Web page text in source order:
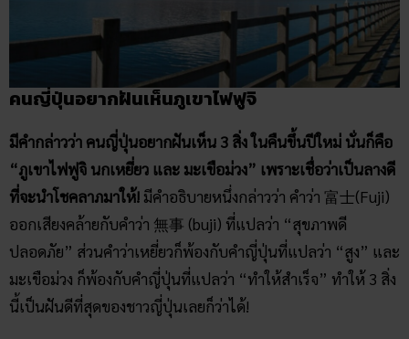
คนญี่ปุ่นอยากฝันเห็นภูเขาไฟฟูจิ
มีคำกล่าวว่า คนญี่ปุ่นอยากฝันเห็น 3 สิ่ง ในคืนขึ้นปีใหม่ นั่นก็คือ
“ภูเขาไฟฟูจิ นกเหยี่ยว และ มะเขือม่วง” เพราะเชื่อว่าเป็นลางดี
ที่จะนำโชคลาภมาให้! มีคำอธิบายหนึ่งกล่าวว่า คำว่า 富士(Fuji)
ออกเสียงคล้ายกับคำว่า 無事 (buji) ที่แปลว่า “สุขภาพดี
ปลอดภัย” ส่วนคำว่าเหยี่ยวก็พ้องกับคำญี่ปุ่นที่แปลว่า “สูง” และ
มะเขือม่วง ก็พ้องกับคำญี่ปุ่นที่แปลว่า “ทำให้สำเร็จ” ทำให้ 3 สิ่ง
นี้เป็นฝันดีที่สุดของชาวญี่ปุ่นเลยก็ว่าได้!